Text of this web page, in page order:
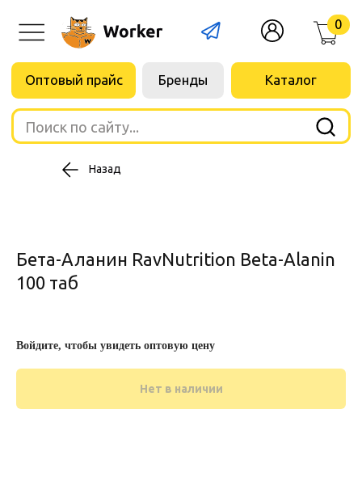
Поиск по сайту...
Назад
Бета-Аланин RavNutrition Beta-Alanin
100 таб
Войдите, чтобы увидеть оптовую цену
Нет в наличии